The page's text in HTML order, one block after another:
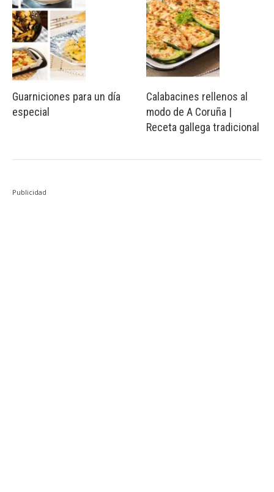
Guarniciones para un día
especial
Calabacines rellenos al
modo de A Coruña |
Receta gallega tradicional
Publicidad